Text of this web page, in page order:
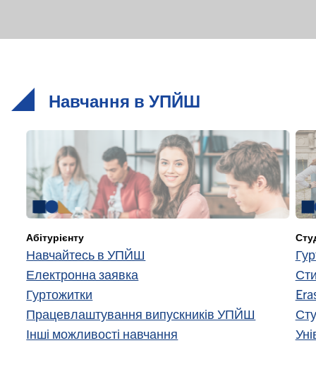
Навчання в УПЙШ
Абітурієнту
Навчайтесь в УПЙШ
Електронна заявка
Гуртожитки
Працевлаштування випускників УПЙШ
Інші можливості навчання